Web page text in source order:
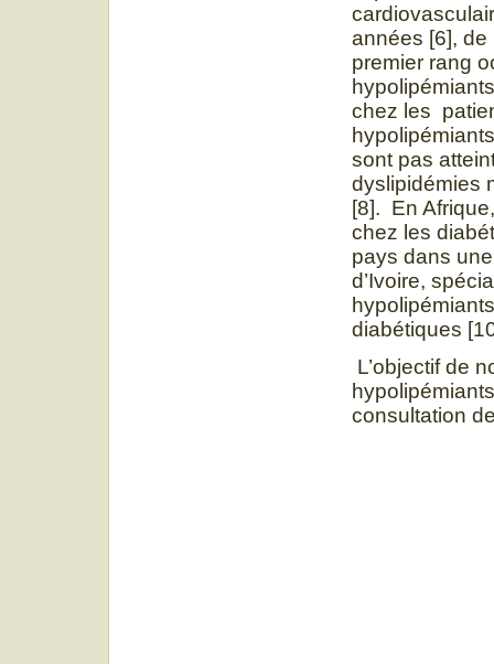
années [6],
premier rang
chez les
sont pas
dyslipidémies
[8]. En
chez les
pays dans
d’Ivoire,
diabétiques
L’objectif de
consultation